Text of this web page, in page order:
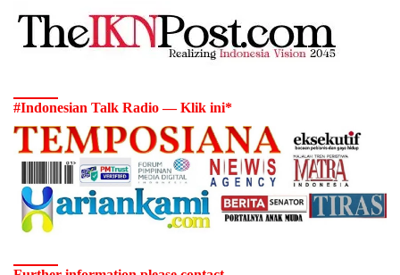
#Indonesian Talk Radio — Klik ini*